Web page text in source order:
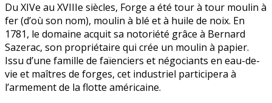
Du XIVe au XVIIIe siècles, Forge a été tour à tour moulin à
fer (d’où son nom), moulin à blé et à huile de noix. En
1781, le domaine acquit sa notoriété grâce à Bernard
Sazerac, son propriétaire qui crée un moulin à papier.
Issu d’une famille de faïenciers et négociants en eau-de-
vie et maîtres de forges, cet industriel participera à
l’armement de la flotte américaine.